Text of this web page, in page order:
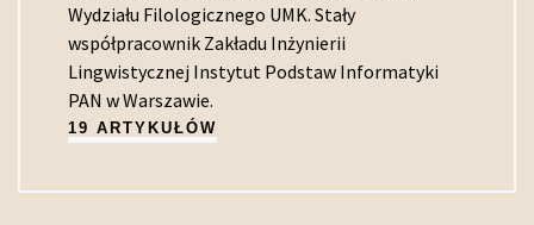
Wydziału Filologicznego UMK. Stały
współpracownik Zakładu Inżynierii
Lingwistycznej Instytut Podstaw Informatyki
PAN w Warszawie.
19 ARTYKUŁÓW